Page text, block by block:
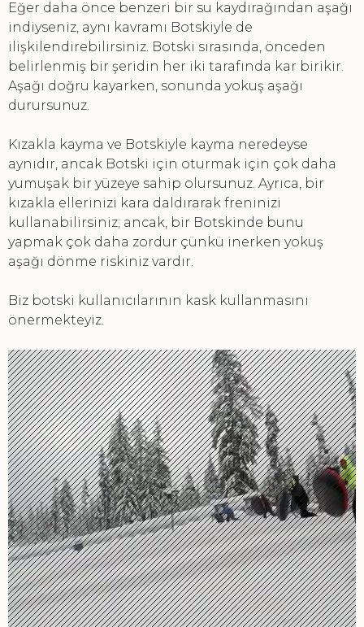
Eğer daha önce benzeri bir su kaydırağından aşağı
indiyseniz, aynı kavramı Botskiyle de
ilişkilendirebilirsiniz. Botski sırasında, önceden
belirlenmiş bir şeridin her iki tarafında kar birikir.
Aşağı doğru kayarken, sonunda yokuş aşağı
durursunuz.
Kızakla kayma ve Botskiyle kayma neredeyse
aynıdır, ancak Botski için oturmak için çok daha
yumuşak bir yüzeye sahip olursunuz. Ayrıca, bir
kızakla ellerinizi kara daldırarak freninizi
kullanabilirsiniz; ancak, bir Botskinde bunu
yapmak çok daha zordur çünkü inerken yokuş
aşağı dönme riskiniz vardır.
Biz botski kullanıcılarının kask kullanmasını
önermekteyiz.